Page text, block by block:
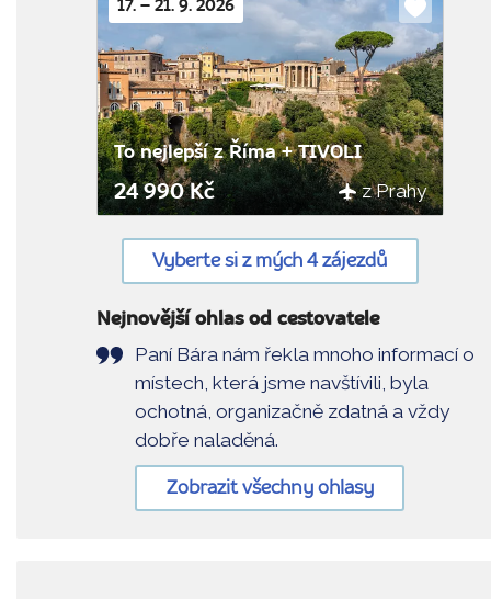
17. – 21. 9. 2026
Do
oblíbených
To nejlepší z Říma + TIVOLI
24 990 Kč z Prahy
Vyberte si z mých 4 zájezdů
Nejnovější ohlas od cestovatele
Paní Bára nám řekla mnoho informací o
místech, která jsme navštívili, byla
ochotná, organizačně zdatná a vždy
dobře naladěná.
Zobrazit všechny ohlasy